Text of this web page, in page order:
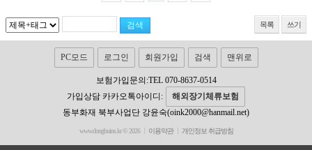
목록 쓰기
PC모드 로그인 회원가입 검색 맨위로
보험가입문의:TEL 070-8637-0514
가입상담 카카오톡아이디:
해외장기체류보험
동부화재 북부사업단 강윤숙(oink2000@hanmail.net)
www.dongbuins.kr © 2026 이용약관 개인정보 취급방침